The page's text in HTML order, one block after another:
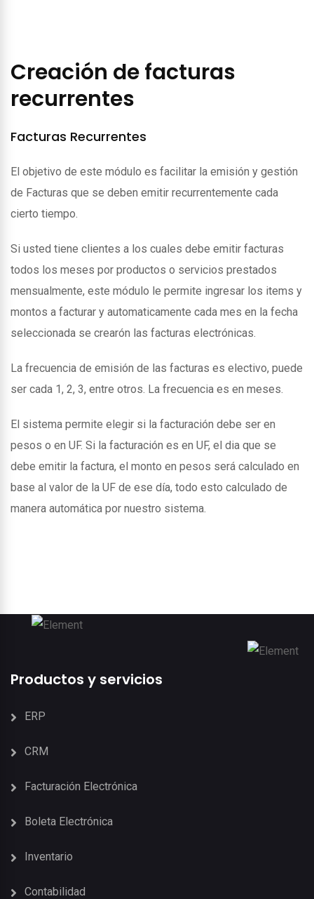
Creación de facturas
recurrentes
Facturas Recurrentes
El objetivo de este módulo es facilitar la emisión y gestión
de Facturas que se deben emitir recurrentemente cada
cierto tiempo.
Si usted tiene clientes a los cuales debe emitir facturas
todos los meses por productos o servicios prestados
mensualmente, este módulo le permite ingresar los items y
montos a facturar y automaticamente cada mes en la fecha
seleccionada se crearón las facturas electrónicas.
La frecuencia de emisión de las facturas es electivo, puede
ser cada 1, 2, 3, entre otros. La frecuencia es en meses.
El sistema permite elegir si la facturación debe ser en
pesos o en UF. Si la facturación es en UF, el dia que se
debe emitir la factura, el monto en pesos será calculado en
base al valor de la UF de ese día, todo esto calculado de
manera automática por nuestro sistema.
Productos y servicios
ERP
CRM
Facturación Electrónica
Boleta Electrónica
Inventario
Contabilidad